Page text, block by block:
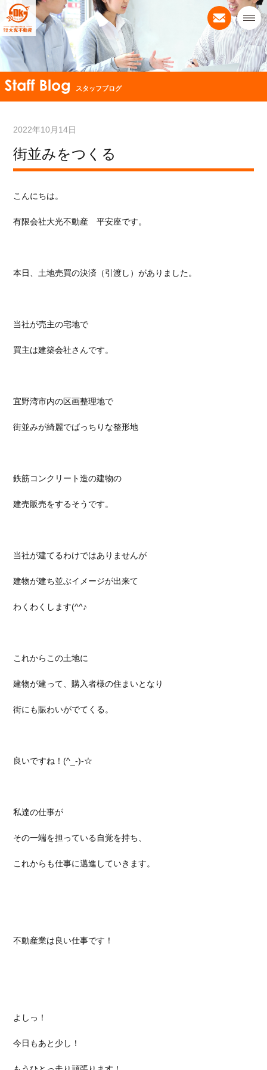
スタッフブログ
2022年10月14日
街並みをつくる
こんにちは。
有限会社大光不動産 平安座です。
本日、土地売買の決済（引渡し）がありました。
当社が売主の宅地で
買主は建築会社さんです。
宜野湾市内の区画整理地で
街並みが綺麗でばっちりな整形地
鉄筋コンクリート造の建物の
建売販売をするそうです。
当社が建てるわけではありませんが
建物が建ち並ぶイメージが出来て
わくわくします(^^♪
これからこの土地に
建物が建って、購入者様の住まいとなり
街にも賑わいがでてくる。
良いですね！(^_-)-☆
私達の仕事が
その一端を担っている自覚を持ち、
これからも仕事に邁進していきます。
不動産業は良い仕事です！
よしっ！
今日もあと少し！